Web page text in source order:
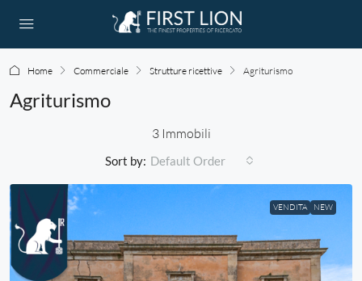
Home Commerciale Strutture ricettive Agriturismo
Agriturismo
3 Immobili
Sort by: Default Order
VENDITA NEW